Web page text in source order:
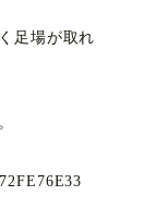
足場が取れ